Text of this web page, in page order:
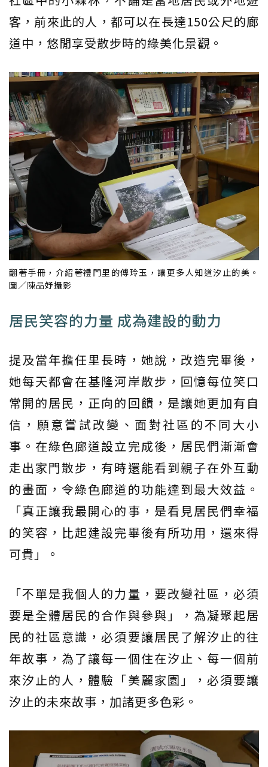
客，前來此的人，都可以在長達150公尺的廊
道中，悠閒享受散步時的綠美化景觀。
翻著手冊，介紹著禮門里的傅玲玉，讓更多人知道汐止的美。
圖／陳品妤攝影
居民笑容的力量 成為建設的動力
提及當年擔任里長時，她說，改造完畢後，
她每天都會在基隆河岸散步，回憶每位笑口
常開的居民，正向的回饋，是讓她更加有自
信，願意嘗試改變、面對社區的不同大小
事。在綠色廊道設立完成後，居民們漸漸會
走出家門散步，有時還能看到親子在外互動
的畫面，令綠色廊道的功能達到最大效益。
「真正讓我最開心的事，是看見居民們幸福
的笑容，比起建設完畢後有所功用，還來得
可貴」。
「不單是我個人的力量，要改變社區，必須
要是全體居民的合作與參與」，為凝聚起居
民的社區意識，必須要讓居民了解汐止的往
年故事，為了讓每一個住在汐止、每一個前
來汐止的人，體驗「美麗家園」，必須要讓
汐止的未來故事，加諸更多色彩。